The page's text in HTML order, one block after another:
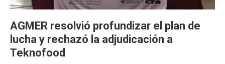
AGMER resolvió profundizar el plan de
lucha y rechazó la adjudicación a
Teknofood